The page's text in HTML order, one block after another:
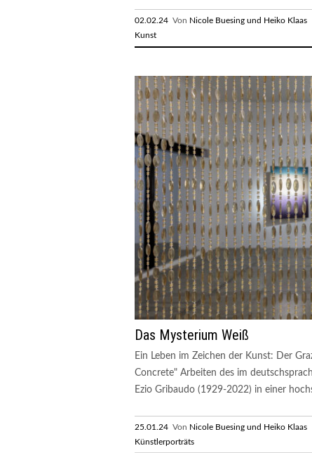
02.02.24 Von Nicole Buesing und Heiko Klaas
Kunst
Das Mysterium Weiß
Ein Leben im Zeichen der Kunst: Der
Concrete" Arbeiten des im
Ezio Gribaudo (1929-2022) in einer
25.01.24 Von Nicole Buesing und Heiko Klaas
Künstlerporträts